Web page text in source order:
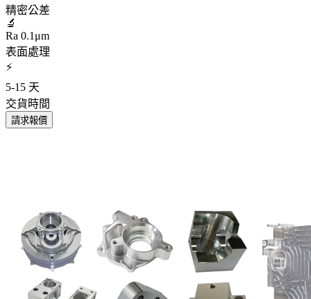
精密公差
🔬
Ra 0.1μm
表面處理
⚡
5-15 天
交貨時間
請求報價